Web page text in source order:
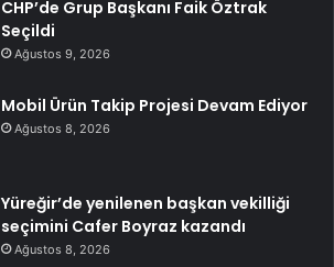
CHP’de Grup Başkanı Faik Öztrak
Seçildi
Ağustos 9, 2026
Mobil Ürün Takip Projesi Devam Ediyor
Ağustos 8, 2026
Yüreğir’de yenilenen başkan vekilliği
seçimini Cafer Boyraz kazandı
Ağustos 8, 2026